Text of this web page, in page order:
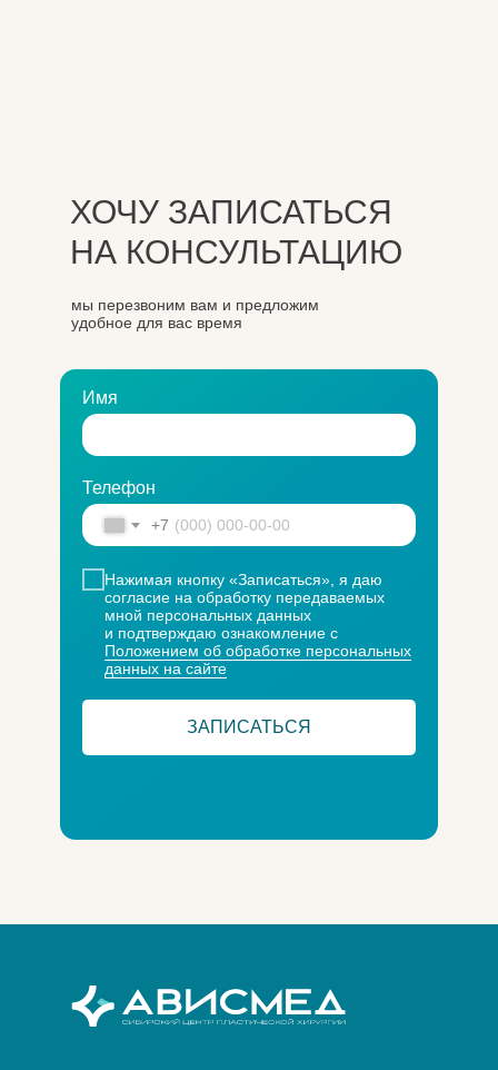
ХОЧУ ЗАПИСАТЬСЯ
НА КОНСУЛЬТАЦИЮ
Имя
Телефон
+7
Нажимая кнопку «Записаться», я даю
согласие на обработку передаваемых
мной персональных данных
и подтверждаю ознакомление с
Положением об обработке персональных
данных на сайте
ЗАПИСАТЬСЯ
мы перезвоним вам и предложим
удобное для вас время